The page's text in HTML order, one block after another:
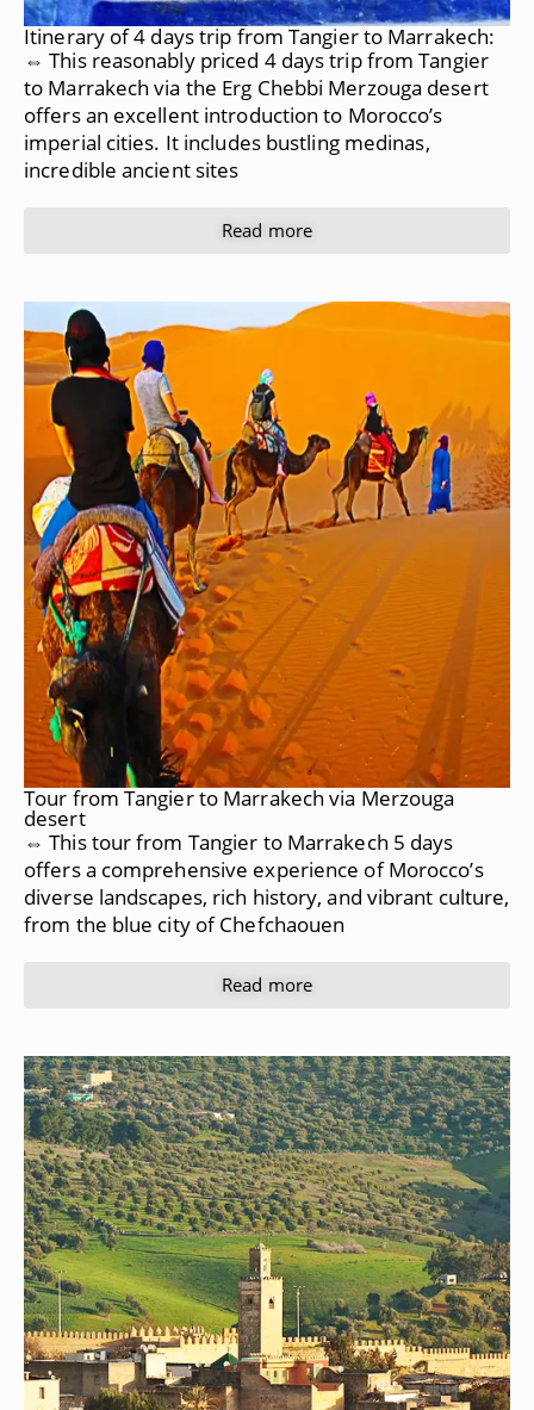
Itinerary of 4 days trip from Tangier to Marrakech:
⇔ This reasonably priced 4 days trip from Tangier
to Marrakech via the Erg Chebbi Merzouga desert
offers an excellent introduction to Morocco’s
imperial cities. It includes bustling medinas,
incredible ancient sites
Read more
Tour from Tangier to Marrakech via Merzouga
desert
⇔ This tour from Tangier to Marrakech 5 days
offers a comprehensive experience of Morocco’s
diverse landscapes, rich history, and vibrant culture,
from the blue city of Chefchaouen
Read more